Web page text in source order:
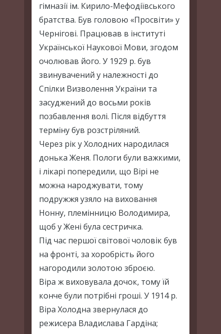
гімназії ім. Кирило-Мефодіївського
братства. Був головою «Просвіти» у
Чернігові. Працював в інституті
Української Наукової Мови, згодом
очолював його. У 1929 р. був
звинувачений у належності до
Спілки Визволення України та
засуджений до восьми років
позбавлення волі. Після відбуття
терміну був розстріляний.
Через рік у Холодних народилася
донька Женя. Пологи були важкими,
і лікарі попередили, що Вірі не
можна народжувати, тому
подружжя узяло на виховання
Нонну, племінницю Володимира,
щоб у Жені була сестричка.
Під час першої світової чоловік був
на фронті, за хоробрість його
нагородили золотою зброєю.
Віра ж виховувала дочок, тому їй
конче були потрібні гроші. У 1914 р.
Віра Холодна звернулася до
режисера Владислава Гардіна;